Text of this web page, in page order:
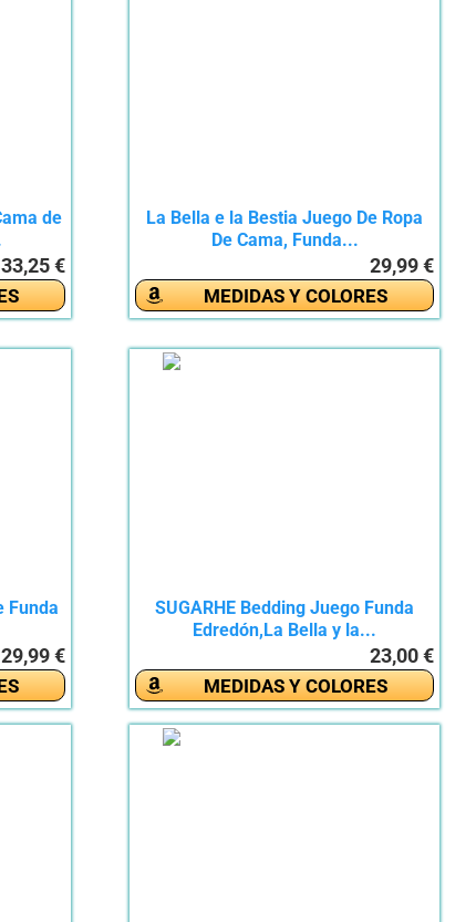
de
33,25 €
La Bella e la Bestia Juego De Ropa
De Cama, Funda...
29,99 €
MEDIDAS Y COLORES
Funda
29,99 €
SUGARHE Bedding Juego Funda
Edredón,La Bella y la...
23,00 €
MEDIDAS Y COLORES